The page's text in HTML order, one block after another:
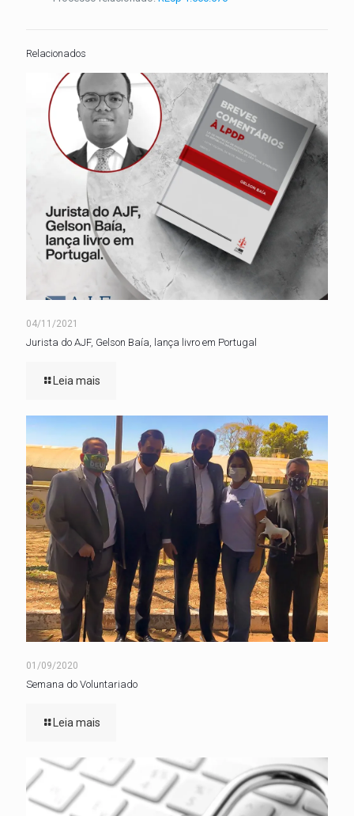
Relacionados
04/11/2021
Jurista do AJF, Gelson Baía, lança livro em Portugal
Leia mais
01/09/2020
Semana do Voluntariado
Leia mais